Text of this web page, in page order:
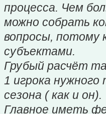
процесса. Чем
можно собрать
вопросы, потому
субъектами.
Грубый расчёт
1 игрока
сезона ( как и он).
Главное иметь